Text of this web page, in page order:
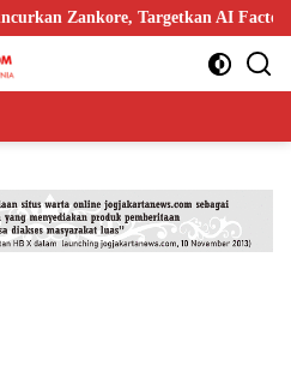
Targetkan AI Factory 1 GW